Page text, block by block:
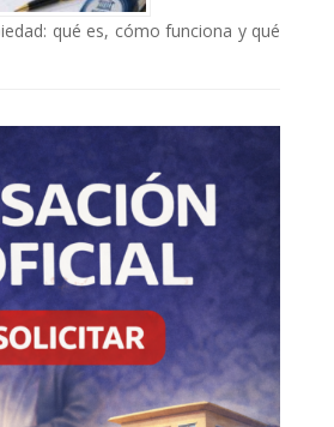
qué es, cómo funciona y qué